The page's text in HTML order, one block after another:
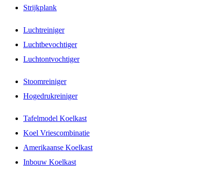
Strijkplank
Luchtreiniger
Luchtbevochtiger
Luchtontvochtiger
Stoomreiniger
Hogedrukreiniger
Tafelmodel Koelkast
Koel Vriescombinatie
Amerikaanse Koelkast
Inbouw Koelkast